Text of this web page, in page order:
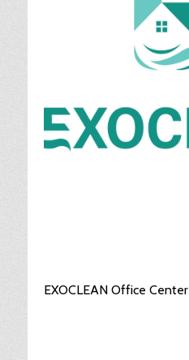
EXOCLEAN Office Center